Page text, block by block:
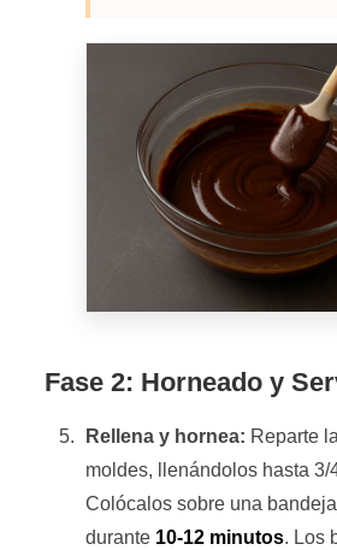
Fase 2: Horneado y
Rellena y hornea: Reparte
moldes, llenándolos hasta 3/
Colócalos sobre una
durante 10-12 minutos. Los